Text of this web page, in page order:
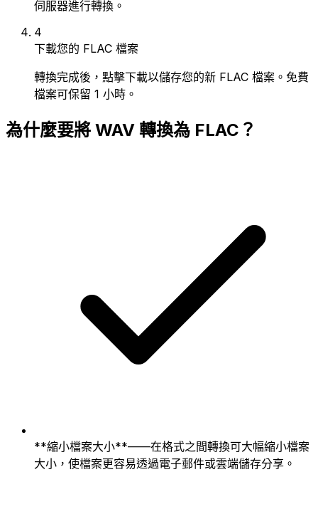
伺服器進行轉換。
4
下載您的 FLAC 檔案
轉換完成後，點擊下載以儲存您的新 FLAC 檔案。免費
檔案可保留 1 小時。
為什麼要將 WAV 轉換為 FLAC？
**縮小檔案大小**——在格式之間轉換可大幅縮小檔案
大小，使檔案更容易透過電子郵件或雲端儲存分享。